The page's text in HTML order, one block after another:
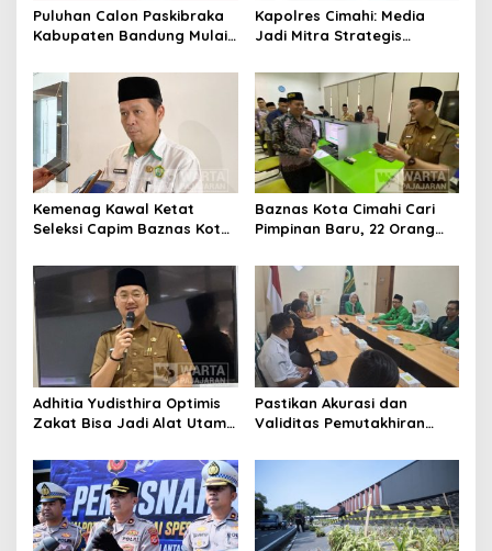
Puluhan Calon Paskibraka
Kabupaten Bandung Mulai
Kapolres Cimahi: Media
Jadi Mitra Strategis
Publik
Kemenag Kawal Ketat
Seleksi Capim Baznas Kota
Komisioner Baznas
Berintegritas
Baznas Kota Cimahi Cari
Pimpinan Baru, 22 Orang
Adhitia Yudisthira Optimis
Zakat Bisa Jadi Alat Utama
Kota Cimahi
Pastikan Akurasi dan
Validitas Pemutakhiran
Cimahi Lakukan